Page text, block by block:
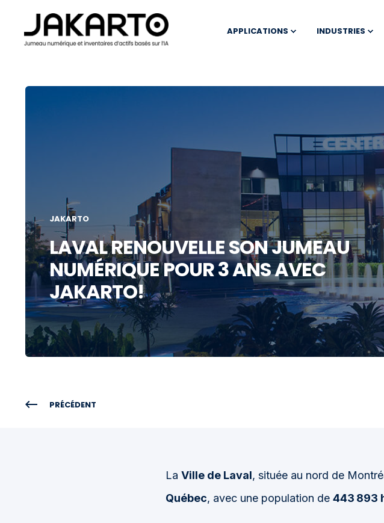
APPLICATIONS INDUSTRIES
JAKARTO
LAVAL RENOUVELLE SON JUMEAU
NUMÉRIQUE POUR 3 ANS AVEC
JAKARTO!
PRÉCÉDENT
La Ville de Laval, située au nord de
Québec, avec une population de 443 893